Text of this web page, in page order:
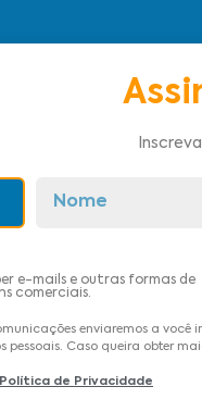
e-mails e outras formas de
comerciais.
enviaremos a
pessoais. Caso queira obter
Política de Privacidade